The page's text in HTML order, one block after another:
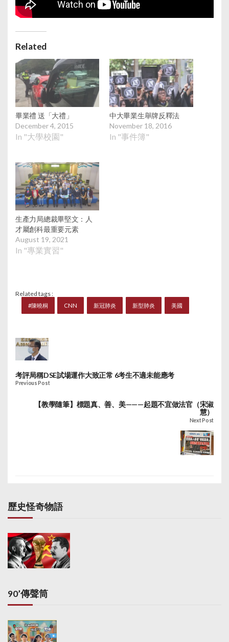
Related
畢業禮 送「大禮」
December 4, 2015
In "大學校園"
中大畢業生舉牌反釋法
November 18, 2016
In "事件簿"
生產力局總裁畢堅文：人
才屬創科最重要元素
August 19, 2021
In "專業實習"
Related tags :
#陳曉桐 CNN 新冠肺炎 新型肺炎 美國
考評局稱DSE試場運作大致正常 6考生不適未能應考
Previous Post
【教學隨筆】標題真、善、美———起題不宜做法官（宋淑
慧）
Next Post
歷史怪奇物語
90’傳聲筒